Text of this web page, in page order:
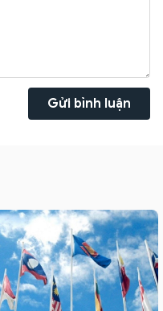
Gửi bình luận